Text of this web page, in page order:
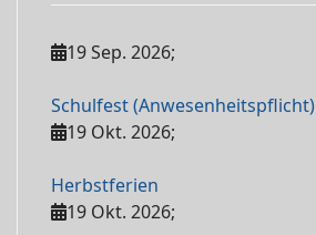
19 Sep. 2026;
Schulfest (Anwesenheitspflicht)
19 Okt. 2026;
Herbstferien
19 Okt. 2026;